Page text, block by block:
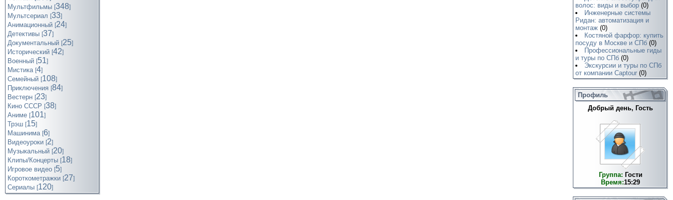
Мультфильмы [348]
Мультсериал [33]
Анимационный [24]
Детективы [37]
Документальный [25]
Исторический [42]
Военный [51]
Мистика [4]
Семейный [108]
Приключения [84]
Вестерн [23]
Кино СССР [38]
Аниме [101]
Трэш [15]
Машинима [6]
Видеоуроки [2]
Музыкальный [20]
Клипы/Концерты [18]
Игровое видео [5]
Короткометражки [27]
Cериалы [120]
волос: виды и выбор (0)
Инженерные системы
Ридан: автоматизация и
монтаж (0)
Костяной фарфор: купить
посуду в Москве и СПб (0)
Профессиональные гиды
и туры по СПб (0)
Экскурсии и туры по СПб
от компании Captour (0)
Профиль
Добрый день, Гость
Группа: Гости
Время:15:29